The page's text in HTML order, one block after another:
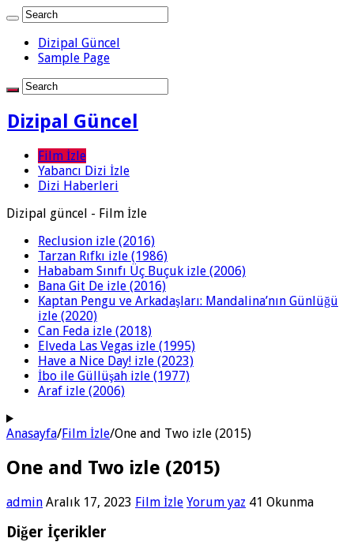
Dizipal Güncel
Sample Page
Dizipal Güncel
Film İzle
Yabancı Dizi İzle
Dizi Haberleri
Dizipal güncel - Film İzle
Reclusion izle (2016)
Tarzan Rıfkı izle (1986)
Hababam Sınıfı Üç Buçuk izle (2006)
Bana Git De izle (2016)
Kaptan Pengu ve Arkadaşları: Mandalina’nın Günlüğü
izle (2020)
Can Feda izle (2018)
Elveda Las Vegas izle (1995)
Have a Nice Day! izle (2023)
İbo ile Güllüşah izle (1977)
Araf izle (2006)
Anasayfa/Film İzle/One and Two izle (2015)
One and Two izle (2015)
admin Aralık 17, 2023 Film İzle Yorum yaz 41 Okunma
Diğer İçerikler